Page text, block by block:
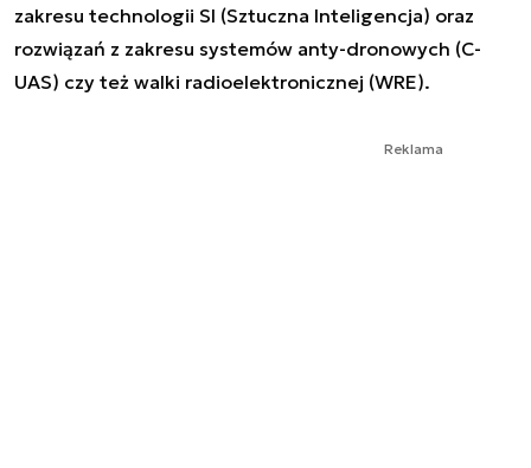
zakresu technologii SI (Sztuczna Inteligencja) oraz
rozwiązań z zakresu systemów anty-dronowych (C-
UAS) czy też walki radioelektronicznej (WRE).
Reklama